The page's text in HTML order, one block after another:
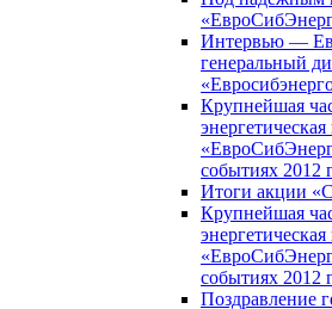
Интервью —
генеральный
Крупнейшая
событиях 2012
Итоги акции
Крупнейшая
событиях 2012
Поздравление